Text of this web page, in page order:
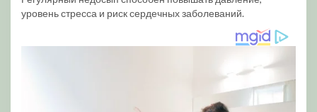
уровень стресса и риск сердечных заболеваний.